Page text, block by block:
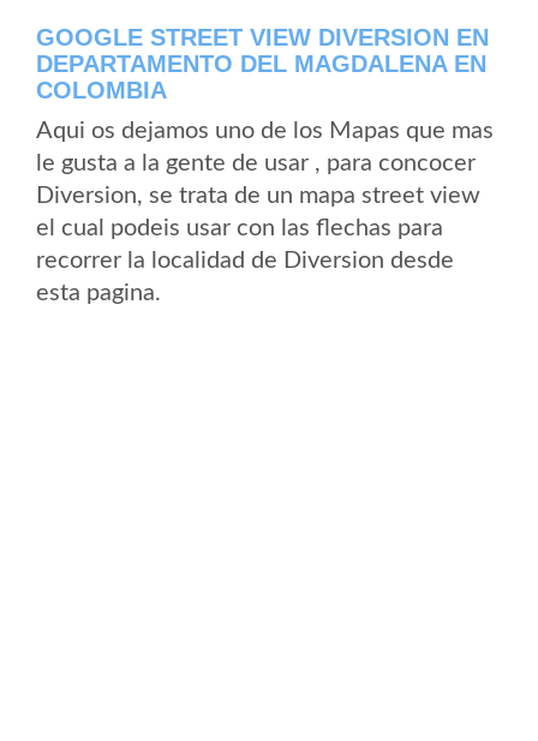
GOOGLE STREET VIEW DIVERSION EN
DEPARTAMENTO DEL MAGDALENA EN
COLOMBIA
Aqui os dejamos uno de los Mapas que mas
le gusta a la gente de usar , para concocer
Diversion, se trata de un mapa street view
el cual podeis usar con las flechas para
recorrer la localidad de Diversion desde
esta pagina.